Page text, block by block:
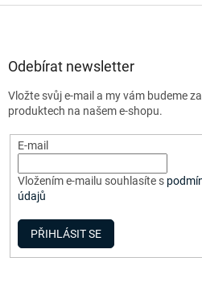
Odebírat newsletter
Vložte svůj e-mail a my vám budeme
produktech na našem e-shopu.
E-mail
Vložením e-mailu souhlasíte s
údajů
PŘIHLÁSIT SE